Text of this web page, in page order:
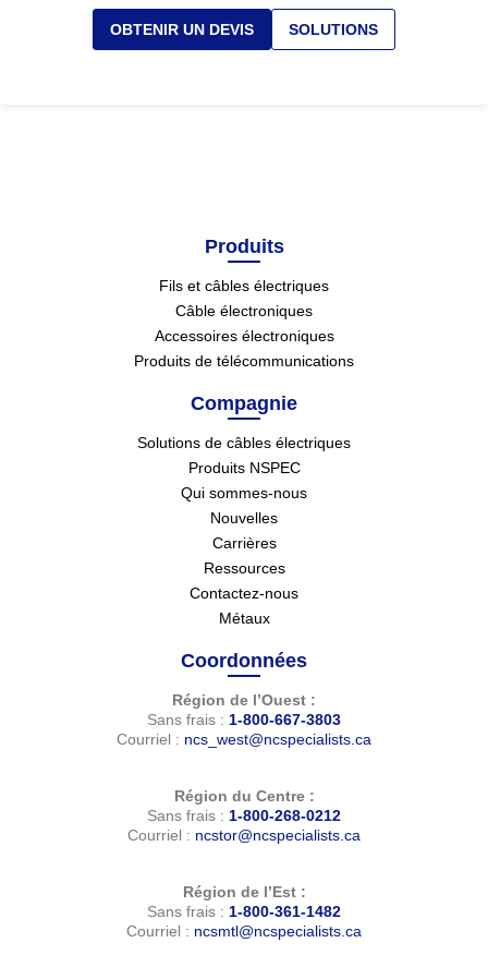
OBTENIR UN DEVIS SOLUTIONS
Produits
Fils et câbles électriques
Câble électroniques
Accessoires électroniques
Produits de télécommunications
Compagnie
Solutions de câbles électriques
Produits NSPEC
Qui sommes-nous
Nouvelles
Carrières
Ressources
Contactez-nous
Métaux
Coordonnées
Région de l’Ouest :
Sans frais : 1-800-667-3803
Courriel : ncs_west@ncspecialists.ca
Région du Centre :
Sans frais : 1-800-268-0212
Courriel : ncstor@ncspecialists.ca
Région de l’Est :
Sans frais : 1-800-361-1482
Courriel : ncsmtl@ncspecialists.ca